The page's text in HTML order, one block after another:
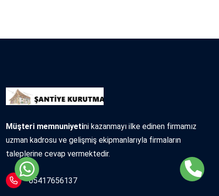
Müşteri memnuniyetini kazanmayı ilke edinen firmamız
uzman kadrosu ve gelişmiş ekipmanlarıyla firmaların
taleplerine cevap vermektedir.
05417656137